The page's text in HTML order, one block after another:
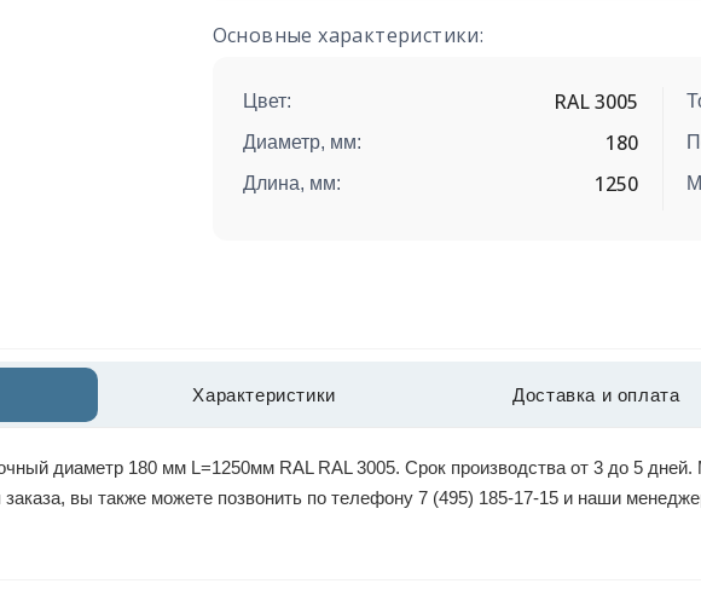
Основные характеристики:
Цвет: RAL 3005
Диаметр, мм: 180
Длина, мм: 1250
Характеристики Доставка и оплата
диаметр 180 мм L=1250мм RAL RAL 3005. Срок производства от 3 до 5
вы также можете позвонить по телефону 7 (495) 185-17-15 и наши